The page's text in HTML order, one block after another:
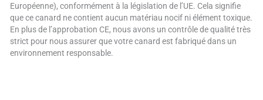
Européenne), conformément à la législation de l’UE. Cela signifie
que ce canard ne contient aucun matériau nocif ni élément toxique.
En plus de l’approbation CE, nous avons un contrôle de qualité très
strict pour nous assurer que votre canard est fabriqué dans un
environnement responsable.